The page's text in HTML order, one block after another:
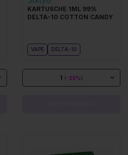
KARTUSCHE 1ML 99%
DELTA-10 COTTON CANDY
VAPE DELTA-10
1 (-25%)